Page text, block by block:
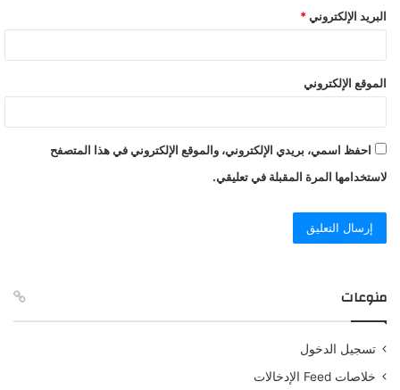
البريد الإلكتروني *
الموقع الإلكتروني
احفظ اسمي، بريدي الإلكتروني، والموقع الإلكتروني في هذا المتصفح
لاستخدامها المرة المقبلة في تعليقي.
منوعات
تسجيل الدخول
خلاصات Feed الإدخالات